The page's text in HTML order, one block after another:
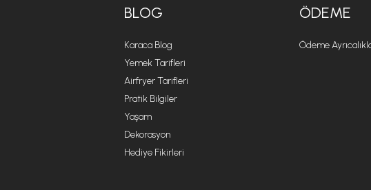
BLOG
Karaca Blog
Yemek Tarifleri
Airfryer Tarifleri
Pratik Bilgiler
Yaşam
Dekorasyon
Hediye Fikirleri
ÖDEME
Ödeme